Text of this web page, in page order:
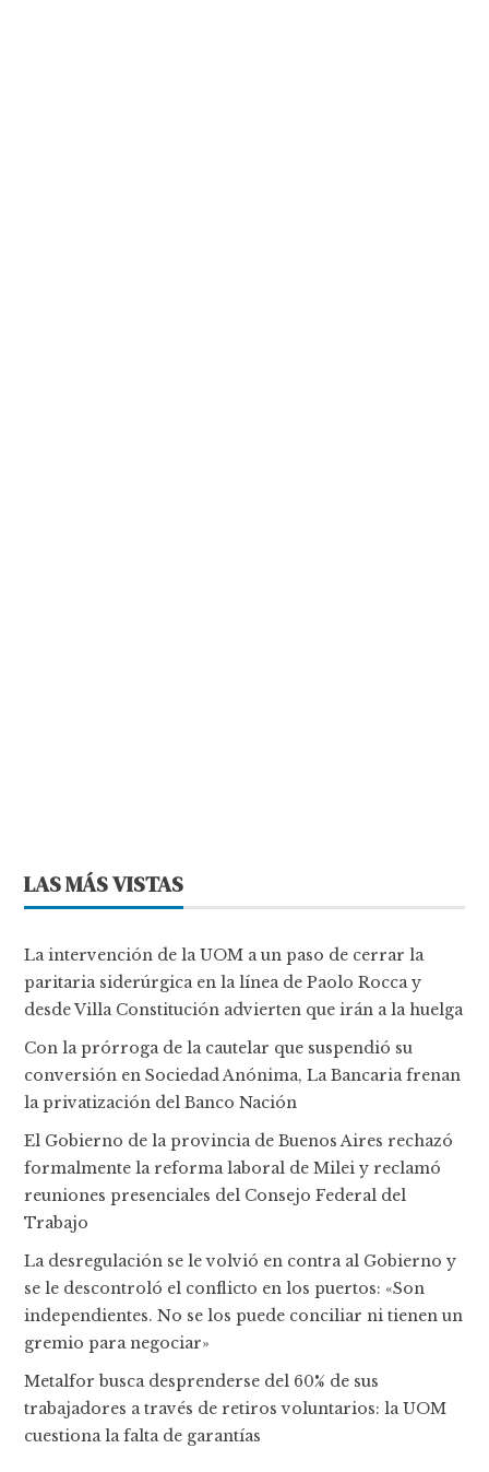
LAS MÁS VISTAS
La intervención de la UOM a un paso de cerrar la
paritaria siderúrgica en la línea de Paolo Rocca y
desde Villa Constitución advierten que irán a la huelga
Con la prórroga de la cautelar que suspendió su
conversión en Sociedad Anónima, La Bancaria frenan
la privatización del Banco Nación
El Gobierno de la provincia de Buenos Aires rechazó
formalmente la reforma laboral de Milei y reclamó
reuniones presenciales del Consejo Federal del
Trabajo
La desregulación se le volvió en contra al Gobierno y
se le descontroló el conflicto en los puertos: «Son
independientes. No se los puede conciliar ni tienen un
gremio para negociar»
Metalfor busca desprenderse del 60% de sus
trabajadores a través de retiros voluntarios: la UOM
cuestiona la falta de garantías